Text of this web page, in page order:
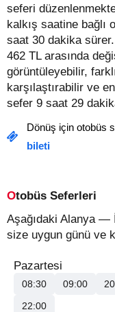
seferi
kalkış saatine bağlı
saat 30 dakika sürer.
462 TL arasında
görüntüleyebilir,
karşılaştırabilir ve
sefer 9 saat 29
Dönüş için otobüs
bileti
Otobüs Seferleri
Aşağıdaki Alanya —
size uygun günü ve
Pazartesi
08:30 09:00
22:00